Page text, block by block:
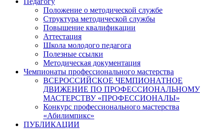
Положение о методической службе
Структура методической службы
Повышение квалификации
Аттестация
Школа молодого педагога
Полезные ссылки
Методическая документация
Чемпионаты профессионального мастерства
ВСЕРОССИЙСКОЕ ЧЕМПИОНАТНОЕ
ДВИЖЕНИЕ ПО ПРОФЕССИОНАЛЬНОМУ
МАСТЕРСТВУ «ПРОФЕССИОНАЛЫ»
Конкурс профессионального мастерства
«Абилимпикс»
ПУБЛИКАЦИИ